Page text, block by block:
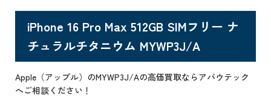
iPhone 16 Pro Max 512GB SIMフリー ナ
チュラルチタニウム MYWP3J/A
Apple（アップル）のMYWP3J/Aの高価買取ならアバウテック
へご相談ください！